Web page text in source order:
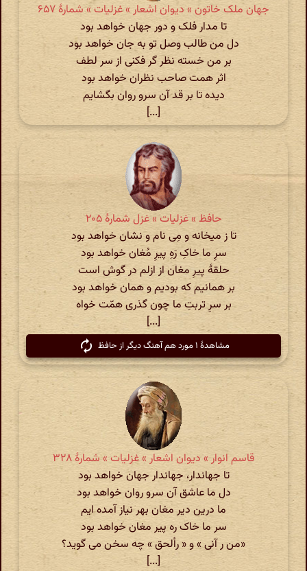
جهان ملک خاتون » دیوان اشعار » غزلیات » شمارهٔ ۶۵۷
تا مدار فلک و دور جهان خواهد بود
دل من طالب وصل تو به جان خواهد بود
بر من خسته نظر گر فکنی از سر لطف
اثر همت صاحب نظران خواهد بود
دیده تا بر قد آن سرو روان بگشایم
[...]
حافظ » غزلیات » غزل شمارهٔ ۲۰۵
تا ز میخانه و مِی نام و نشان خواهد بود
سرِ ما خاکِ رَهِ پیرِ مُغان خواهد بود
حلقهٔ پیرِ مغان از ازلم در گوش است
بر همانیم که بودیم و همان خواهد بود
بر سرِ تربتِ ما چون گذری همّت خواه
[...]
مشاهدهٔ ۱ مورد هم آهنگ دیگر از حافظ
قاسم انوار » دیوان اشعار » غزلیات » شمارهٔ ۳۲۸
تا جهاندار، جهاندار جهان خواهد بود
دل ما عاشق آن سرو روان خواهد بود
ما درین دیر مغان بهر نیاز آمده ایم
سر ما خاک ره پیر مغان خواهد بود
«من ر آنی » و « رألحق » چه سخن می گوید؟
[...]